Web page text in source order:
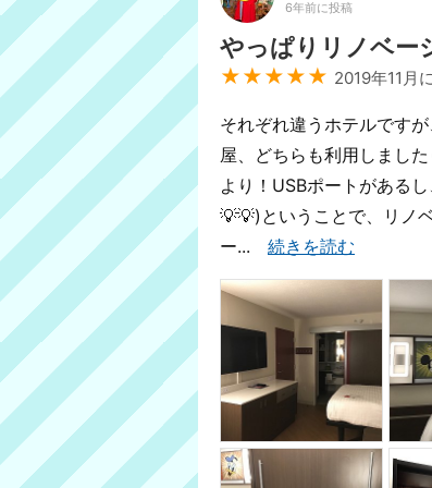
6年前に投稿
やっぱりリノベー
★★★★★ 2019年11月
それぞれ違うホテルです
屋、どちらも利用しまし
より！USBポートがある
💡💡)ということで、リノ
ー... 続きを読む